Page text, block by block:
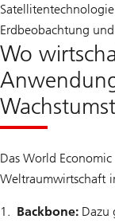
Erdbeobachtung
Wo
Das World
Weltraumwirtschaft
Backbone: Dazu